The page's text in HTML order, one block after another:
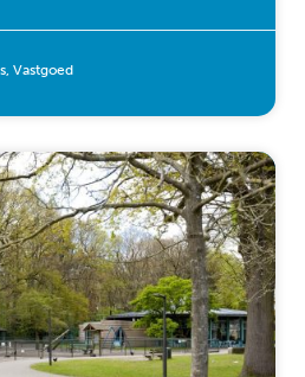
Vastgoed